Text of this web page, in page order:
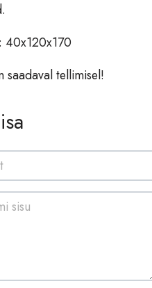
40x120x170
saadaval tellimisel!